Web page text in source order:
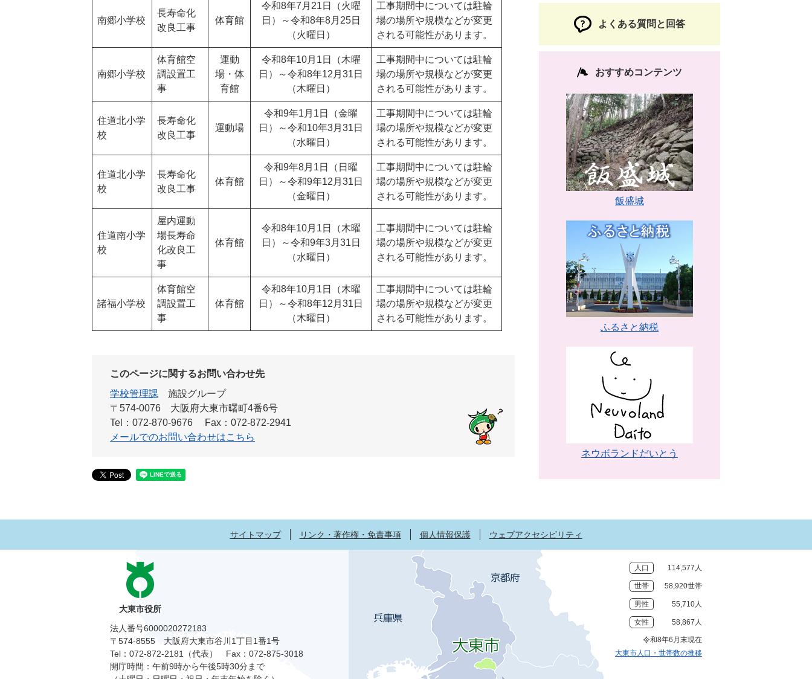
南郷小学校
長寿命化
改良工事
体育館
令和8年7月21日（火曜
日）～令和8年8月25日
（火曜日）
工事期間中については駐輪
場の場所や規模などが変更
される可能性があります。
南郷小学校
体育館空
調設置工
事
運動
場・体
育館
令和8年10月1日（木曜
日）～令和8年12月31日
（木曜日）
工事期間中については駐輪
場の場所や規模などが変更
される可能性があります。
住道北小学
校
長寿命化
改良工事
運動場
令和9年1月1日（金曜
日）～令和10年3月31日
（水曜日）
工事期間中については駐輪
場の場所や規模などが変更
される可能性があります。
住道北小学
校
長寿命化
改良工事
体育館
令和9年8月1日（日曜
日）～令和9年12月31日
（金曜日）
工事期間中については駐輪
場の場所や規模などが変更
される可能性があります。
住道南小学
校
屋内運動
場長寿命
化改良工
事
体育館
令和8年10月1日（木曜
日）～令和9年3月31日
（水曜日）
工事期間中については駐輪
場の場所や規模などが変更
される可能性があります。
諸福小学校
体育館空
調設置工
事
体育館
令和8年10月1日（木曜
日）～令和8年12月31日
（木曜日）
工事期間中については駐輪
場の場所や規模などが変更
される可能性があります。
このページに関するお問い合わせ先
学校管理課
施設グループ
〒574-0076
大阪府大東市曙町4番6号
Tel：072-870-9676
Fax：072-872-2941
メールでのお問い合わせはこちら
よくある質問と回答
おすすめコンテンツ
飯盛城
ふるさと納税
ネウボランドだいとう
サイトマップ リンク・著作権・免責事項 個人情報保護 ウェブアクセシビリティ
人口 114,577人
世帯 58,920世帯
男性 55,710人
女性 58,867人
令和8年6月末現在
大東市人口・世帯数の推移
大東市役所
法人番号6000020272183
〒574-8555 大阪府大東市谷川1丁目1番1号
Tel：072-872-2181（代表）
Fax：072-875-3018
開庁時間：午前9時から午後5時30分まで